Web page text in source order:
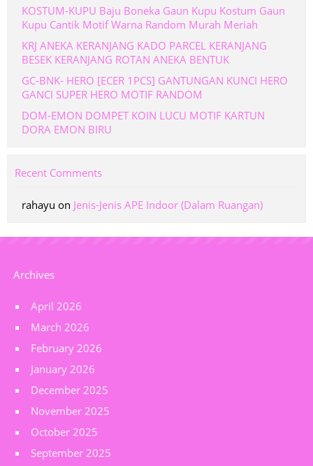
KOSTUM-KUPU Baju Boneka Gaun Kupu Kostum Gaun
Kupu Cantik Motif Warna Random Murah Meriah
KRJ ANEKA KERANJANG KADO PARCEL KERANJANG
BESEK KERANJANG ROTAN ANEKA BENTUK
GC-BNK- HERO [ECER 1PCS] GANTUNGAN KUNCI HERO
GANCI SUPER HERO MOTIF RANDOM
DOM-EMON DOMPET KOIN LUCU MOTIF KARTUN
DORA EMON BIRU
Recent Comments
rahayu on Jenis-Jenis APE Indoor (Dalam Ruangan)
Archives
April 2026
March 2026
February 2026
January 2026
December 2025
November 2025
October 2025
September 2025